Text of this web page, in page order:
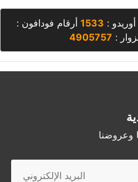
:
1533 أرقام فودافون :
:
4905757
وعروضنا